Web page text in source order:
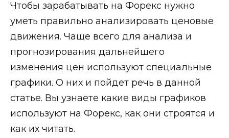
Чтобы зарабатывать на Форекс нужно
уметь правильно анализировать ценовые
движения. Чаще всего для анализа и
прогнозирования дальнейшего
изменения цен используют специальные
графики. О них и пойдет речь в данной
статье. Вы узнаете какие виды графиков
используют на Форекс, как они строятся и
как их читать.